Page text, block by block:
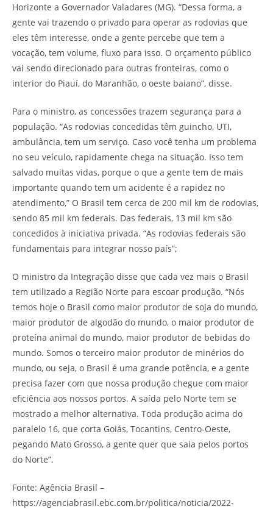
Horizonte a Governador Valadares (MG). “Dessa forma, a
gente vai trazendo o privado para operar as rodovias que
eles têm interesse, onde a gente percebe que tem a
vocação, tem volume, fluxo para isso. O orçamento público
vai sendo direcionado para outras fronteiras, como o
interior do Piauí, do Maranhão, o oeste baiano”, disse.
Para o ministro, as concessões trazem segurança para a
população. “As rodovias concedidas têm guincho, UTI,
ambulância, tem um serviço. Caso você tenha um problema
no seu veículo, rapidamente chega na situação. Isso tem
salvado muitas vidas, porque o que a gente tem de mais
importante quando tem um acidente é a rapidez no
atendimento,” O Brasil tem cerca de 200 mil km de rodovias,
sendo 85 mil km federais. Das federais, 13 mil km são
concedidos à iniciativa privada. “As rodovias federais são
fundamentais para integrar nosso país”;
O ministro da Integração disse que cada vez mais o Brasil
tem utilizado a Região Norte para escoar produção. “Nós
temos hoje o Brasil como maior produtor de soja do mundo,
maior produtor de algodão do mundo, o maior produtor de
proteína animal do mundo, maior produtor de bebidas do
mundo. Somos o terceiro maior produtor de minérios do
mundo, ou seja, o Brasil é uma grande potência, e a gente
precisa fazer com que nossa produção chegue com maior
eficiência aos nossos portos. A saída pelo Norte tem se
mostrado a melhor alternativa. Toda produção acima do
paralelo 16, que corta Goiás, Tocantins, Centro-Oeste,
pegando Mato Grosso, a gente quer que saia pelos portos
do Norte”.
Fonte: Agência Brasil –
https://agenciabrasil.ebc.com.br/politica/noticia/2022-